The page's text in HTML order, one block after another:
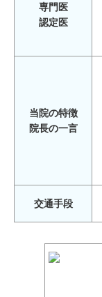
専門医
認定医
当院の特徴
院長の一言
交通手段